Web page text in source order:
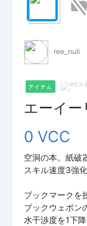
ree_null
アイテム
エーイー
0 VCC
空洞の本。紙破
スキル速度3強
ブックマークを
ブックウェポン
水干渉度を1下降